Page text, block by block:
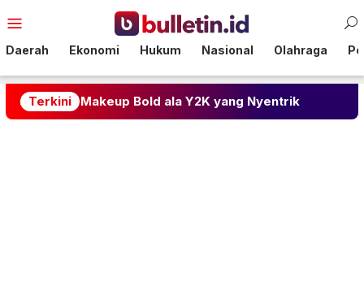
ke
Mobile
Daerah Ekonomi Hukum Nasional Olahraga
TerkiniBold ala Y2K yang Nyentrik Harga Emas 1